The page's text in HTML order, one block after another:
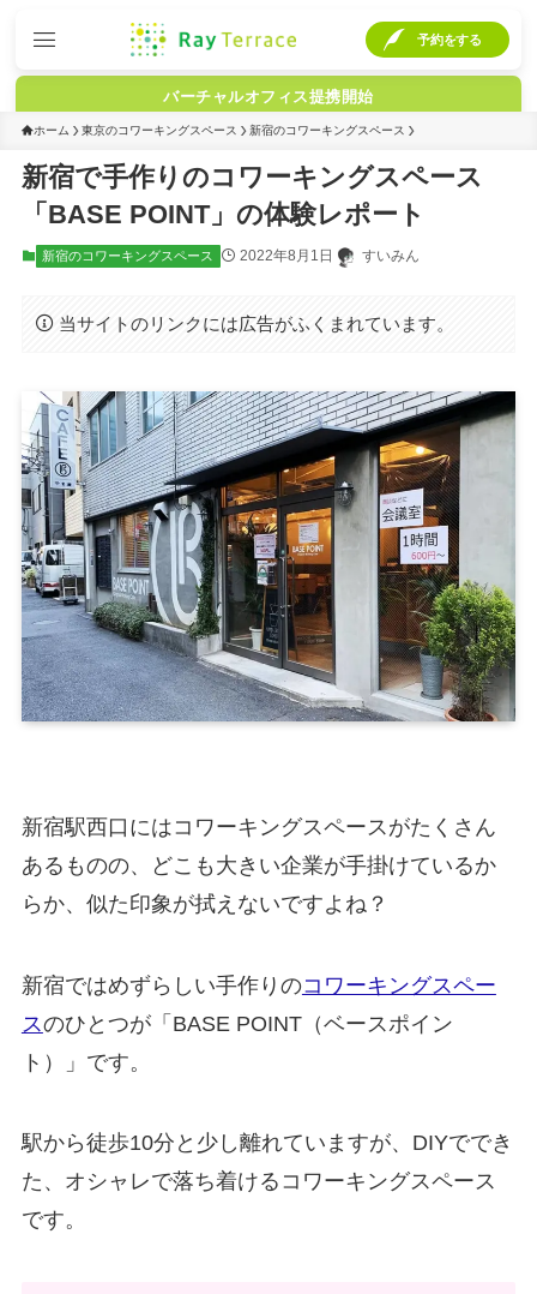
バーチャルオフィス提携開始
予約をする
ホーム 東京のコワーキングスペース 新宿のコワーキングスペース
新宿で手作りのコワーキングスペース
「BASE POINT」の体験レポート
新宿のコワーキングスペース 2022年8月1日 すいみん
当サイトのリンクには広告がふくまれています。
新宿駅西口にはコワーキングスペースがたくさん
あるものの、どこも大きい企業が手掛けているか
らか、似た印象が拭えないですよね？
新宿ではめずらしい手作りのコワーキングスペー
スのひとつが「BASE POINT（ベースポイン
ト）」です。
駅から徒歩10分と少し離れていますが、DIYででき
た、オシャレで落ち着けるコワーキングスペース
です。